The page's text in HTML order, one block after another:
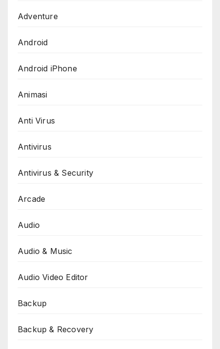
Adventure
Android
Android iPhone
Animasi
Anti Virus
Antivirus
Antivirus & Security
Arcade
Audio
Audio & Music
Audio Video Editor
Backup
Backup & Recovery